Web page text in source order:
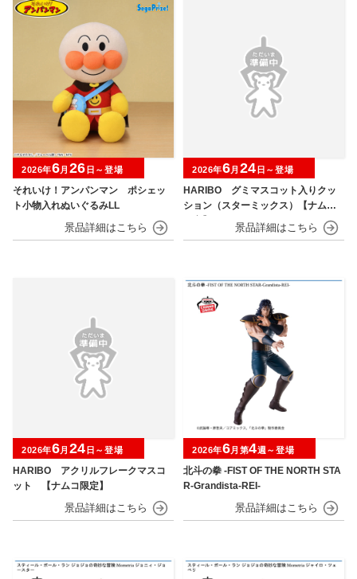
それいけ！アンパンマン ポシェッ
ト小物入れぬいぐるみLL
2026年6月 26 日～登場
HARIBO グミマスコット入りクッ
ション（スターミックス）【ナムコ
2026年6月 24 日～登場
HARIBO アクリルフレークマスコ
ット 【ナムコ限定】
2026年6月 24 日～登場
北斗の拳 -FIST OF THE NORTH STA
R-Grandista-REI-
2026年6月第4週～登場